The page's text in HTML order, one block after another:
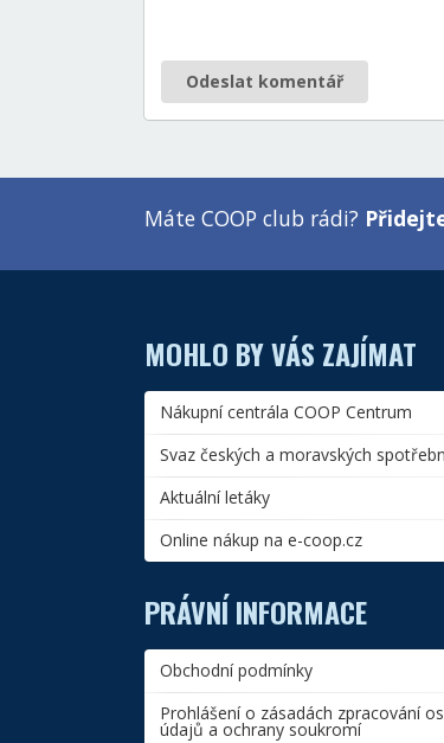
Odeslat komentář
Máte COOP club rádi?
MOHLO BY VÁS ZAJÍMAT
Nákupní centrála COOP Centrum
Svaz českých a moravských
Aktuální letáky
Online nákup na e-coop.cz
PRÁVNÍ INFORMACE
Obchodní podmínky
Prohlášení o zásadách zpracování
údajů a ochrany soukromí